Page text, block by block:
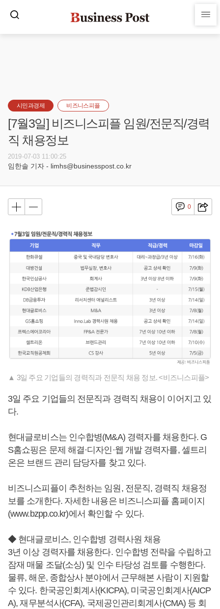
시민과경제 비즈니스피플
[7월3일] 비즈니스피플 임원/전문직/경력
직 채용정보
2019-07-03 11:00:25
임한솔 기자 - limhs@businesspost.co.kr
0
▲ 3일 주요 기업들의 경력직과 전문직 채용 정보. <비즈니스피플>
3일 주요 기업들의 전문직과 경력직 채용이 이어지고 있
다.
현대글로비스는 인수합병(M&A) 경력자를 채용한다. G
S홈쇼핑은 문제 해결·디자인·웹 개발 경력자를, 셀트리
온은 브랜드 관리 담당자를 찾고 있다.
비즈니스피플이 추천하는 임원, 전문직, 경력직 채용정
보를 소개한다. 자세한 내용은 비즈니스피플 홈페이지
(www.bzpp.co.kr)에서 확인할 수 있다.
◆ 현대글로비스, 인수합병 경력사원 채용
3년 이상 경력자를 채용한다. 인수합병 전략을 수립하고
잠재 매물 조달(소싱) 및 인수 타당성 검토를 수행한다.
물류, 해운, 종합상사 분야에서 근무해본 사람이 지원할
수 있다. 한국공인회계사(KICPA), 미국공인회계사(AICP
A), 재무분석사(CFA), 국제공인관리회계사(CMA) 등 회